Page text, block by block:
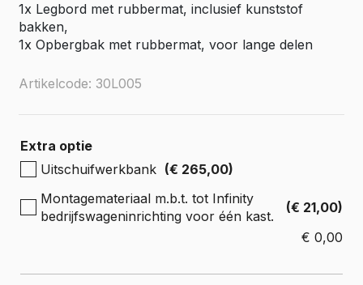
1x Legbord met rubbermat, inclusief kunststof
bakken,
1x Opbergbak met rubbermat, voor lange delen
Artikelcode: 30L005
Extra optie
Uitschuifwerkbank (€ 265,00)
Montagemateriaal m.b.t. tot Infinity
bedrijfswageninrichting voor één kast.
(€ 21,00)
€ 0,00